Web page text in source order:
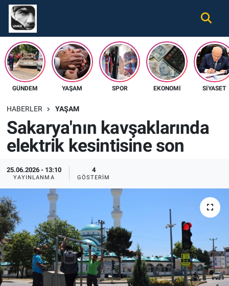
GÜNDEM YAŞAM SPOR EKONOMI SIYASET
HABERLER YAŞAM
Sakarya'nın kavşaklarında
elektrik kesintisine son
25.06.2026 - 13:10
YAYINLANMA
4
GÖSTERIM
Gündem
Ekonomi
Spor
Tüm Haberler
İletişim
Künye
Nöbetçi Eczaneler
Hava Durumu
Namaz Vakitleri
Süper Lig Puan Durumu ve Fikstür
Tüm Manşetler
Son Dakika Haberleri
Haber Arşivi